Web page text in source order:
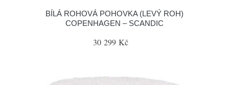
BÍLÁ ROHOVÁ POHOVKA (LEVÝ ROH)
COPENHAGEN – SCANDIC
30 299 Kč